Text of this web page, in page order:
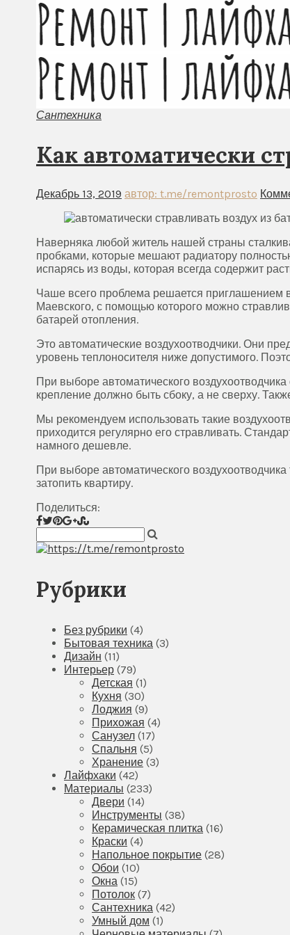
Сантехника
Как автоматически
Декабрь 13, 2019 автор: t.me/remontprosto
Наверняка любой житель нашей страны
пробками, которые мешают радиатору
испарясь из воды, которая всегда содержит
Чаше всего проблема решается приглашением
Маевского, с помощью которого можно
батарей отопления.
Это автоматические воздухоотводчики. Они
уровень теплоносителя ниже допустимого.
При выборе автоматического
крепление должно быть сбоку, а не сверху.
Мы рекомендуем использовать такие
приходится регулярно его стравливать.
намного дешевле.
При выборе автоматического
затопить квартиру.
Поделиться:
Рубрики
Без рубрики (4)
Бытовая техника (3)
Дизайн (11)
Интерьер (79)
Детская (1)
Кухня (30)
Лоджия (9)
Прихожая (4)
Санузел (17)
Спальня (5)
Хранение (3)
Лайфхаки (42)
Материалы (233)
Двери (14)
Инструменты (38)
Керамическая плитка (16)
Краски (4)
Напольное покрытие (28)
Обои (10)
Окна (15)
Потолок (7)
Сантехника (42)
Умный дом (1)